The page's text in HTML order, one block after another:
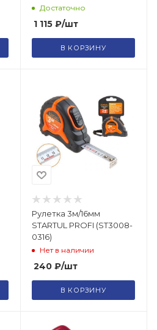
Denzel/31545
Достаточно
1 115₽/шт
В КОРЗИНУ
Рулетка 3м/16мм
STARTUL PROFI (ST3008-
0316)
Нет в наличии
240₽/шт
В КОРЗИНУ